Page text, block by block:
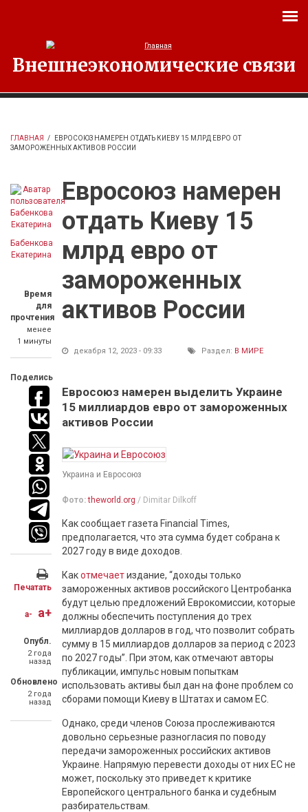
Внешнеэкономические связи
ГЛАВНАЯ /
ЕВРОСОЮЗ НАМЕРЕН ОТДАТЬ КИЕВУ 15 МЛРД ЕВРО ОТ
ЗАМОРОЖЕННЫХ АКТИВОВ РОССИИ
Бабенкова
Екатерина
Время
для
прочтения
менее
1 минуты
Поделись
Печатать
a- a+
Опубл.
2 года
назад
Обновлено
2 года
назад
Евросоюз намерен
отдать Киеву 15
млрд евро от
замороженных
активов России
декабря 12, 2023 - 09:33 Раздел: В МИРЕ
Евросоюз намерен выделить Украине
15 миллиардов евро от замороженных
активов России
Украина и Евросоюз
Фото:theworld.org / Dimitar Dilkoff
Как сообщает газета Financial Times,
предполагается, что эта сумма будет собрана к
2027 году в виде доходов.
Какотмечаетиздание, “доходы только
замороженных активов российского Центробанка
будут целью предложений Еврокомиссии, которые
должны обеспечить поступления до трех
миллиардов долларов в год, что позволит собрать
сумму в 15 миллиардов долларов за период с 2023
по 2027 годы”. При этом, как отмечают авторы
публикации, импульс новым попыткам
использовать активы был дан на фоне проблем со
сборами помощи Киеву в Штатах и самом ЕС.
Однако, среди членов Союза прослеживаются
довольно серьезные разногласия по поводу
передачи замороженных российских активов
Украине. Напрямую перевести доходы от них ЕС не
может, поскольку это приведет к критике
Европейского центрального банка и судебным
разбирательствам.